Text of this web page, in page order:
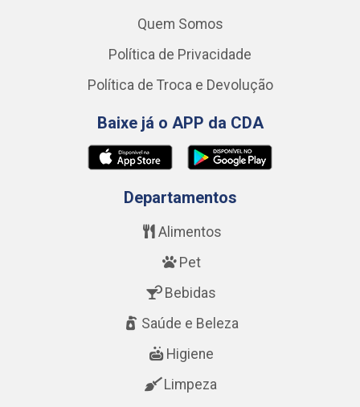
Quem Somos
Política de Privacidade
Política de Troca e Devolução
Baixe já o APP da CDA
Departamentos
Alimentos
Pet
Bebidas
Saúde e Beleza
Higiene
Limpeza